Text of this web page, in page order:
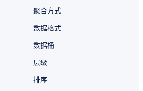
聚合方式
数据格式
数据桶
层级
排序